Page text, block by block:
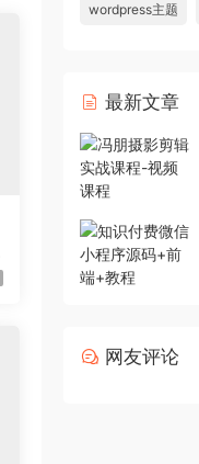
wordpress主题
最新文章
网友评论